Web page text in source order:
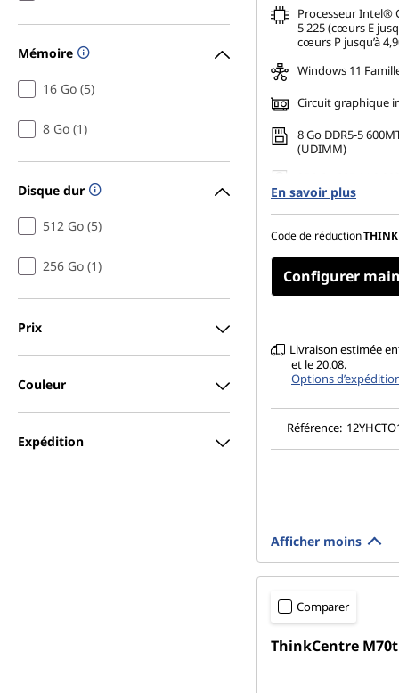
Mémoire
16 Go (5)
8 Go (1)
Disque dur
512 Go (5)
256 Go (1)
Prix
Couleur
Expédition
Processeur Intel®
5 225 (cœurs E
cœurs P jusqu’à
Windows 11
Circuit graphique
8 Go DDR5-5
(UDIMM)
Gen4 TLC Opal
Permet de
moniteurs
En savoir plus
Code de réduction
Configurer
Livraison estimée
et le 20.08.
Options
Référence:
Afficher moins
Comparer
ThinkCentre